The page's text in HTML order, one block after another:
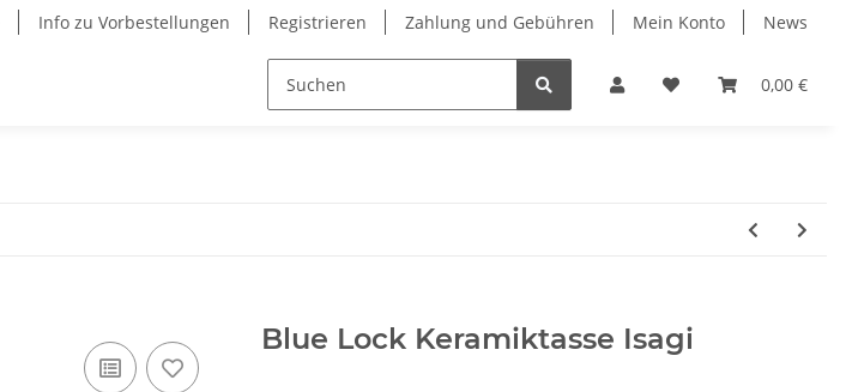
Info zu Vorbestellungen Registrieren Zahlung und Gebühren Mein Konto News
0,00 €
Blue Lock Keramiktasse Isagi